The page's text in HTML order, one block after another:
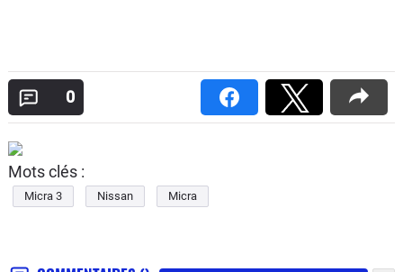
0
Mots clés :
Micra 3 Nissan Micra